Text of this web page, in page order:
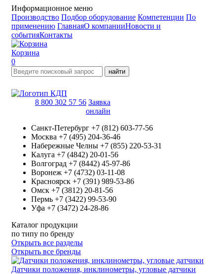
Информационное меню
Производство Подбор оборудование Компетенции По
применению ГлавнаяО компанииНовости и
событияКонтакты
Корзина
0
найти
8 800 302 57 56 Заявка
онлайн
Санкт-Петербург +7 (812) 603-77-56
Москва +7 (495) 204-36-46
Набережные Челны +7 (855) 220-53-31
Калуга +7 (4842) 20-01-56
Волгоград +7 (8442) 45-97-86
Воронеж +7 (4732) 03-11-08
Красноярск +7 (391) 989-53-86
Омск +7 (3812) 20-81-56
Пермь +7 (3422) 99-53-90
Уфа +7 (3472) 24-28-86
Каталог продукции
по типу по бренду
Открыть все разделы
Открыть все бренды
Датчики положения, инклинометры, угловые датчики